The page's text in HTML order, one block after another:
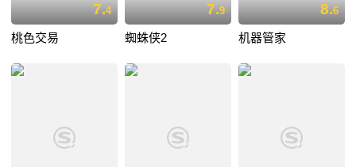
7.4
桃色交易
7.9
蜘蛛侠2
8.6
机器管家